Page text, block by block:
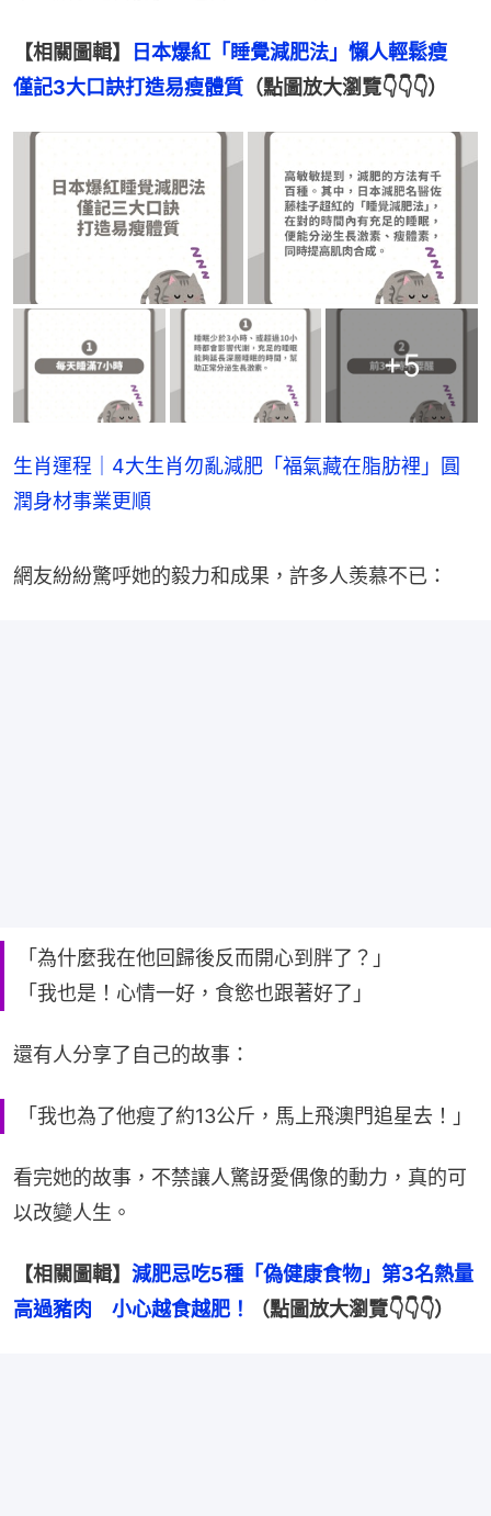
【相關圖輯】
日本爆紅「睡覺減肥法」懶人輕鬆瘦
僅記3大口訣打造易瘦體質 （點圖放大瀏覽👇👇👇）
+5
生肖運程｜4大生肖勿亂減肥「福氣藏在脂肪裡」圓
潤身材事業更順
網友紛紛驚呼她的毅力和成果，許多人羡慕不已：
「為什麼我在他回歸後反而開心到胖了？」
「我也是！心情一好，食慾也跟著好了」
還有人分享了自己的故事：
「我也為了他瘦了約13公斤，馬上飛澳門追星去！」
看完她的故事，不禁讓人驚訝愛偶像的動力，真的可
以改變人生。
【相關圖輯】 減肥忌吃5種「偽健康食物」第3名熱量
高過豬肉　小心越食越肥！
（點圖放大瀏覽👇👇👇）